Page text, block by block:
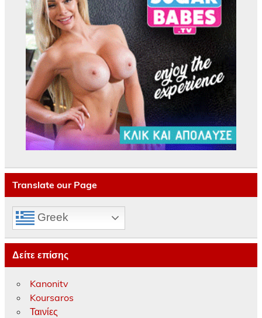
Translate our Page
Greek
Δείτε επίσης
Kanonitv
Koursaros
Ταινίες